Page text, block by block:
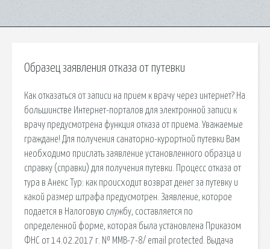
Образец заявления отказа от путевки
Как отказаться от записи на прием к врачу через интернет? На
большинстве Интернет-порталов для электронной записи к
врачу предусмотрена функция отказа от приема. Уважаемые
граждане! Для получения санаторно-курортной путевки Вам
необходимо прислать заявление установленного образца и
справку (справки) для получения путевки. Процесс отказа от
тура в Анекс Тур: как происходит возврат денег за путевку и
какой размер штрафа предусмотрен. Заявление, которое
подается в Налоговую службу, составляется по
определенной форме, которая была установлена Приказом
ФНС от 14.02.2017 г. № ММВ-7-8/ email protected. Выдача